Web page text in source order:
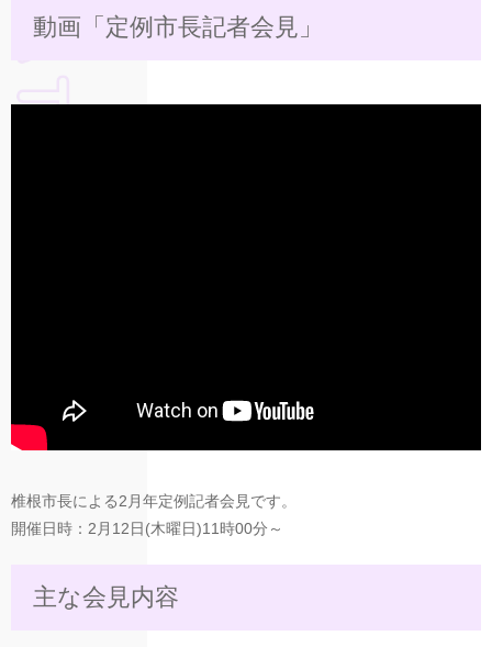
動画「定例市長記者会見」
椎根市長による2月年定例記者会見です。
開催日時：2月12日(木曜日)11時00分～
主な会見内容